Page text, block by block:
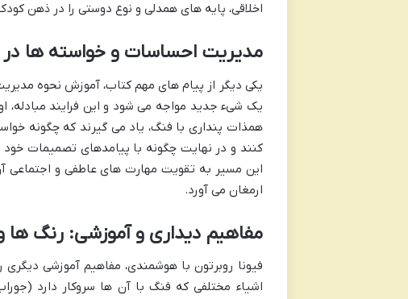
اخلاقی، پایه های همدلی و نوع دوستی را در ذهن
مدیریت احساسات و خواسته ها در
یکی دیگر از پیام های مهم کتاب، آموزش نحوه
یک شیء جدید مواجه می شود و این فرایند مبادله،
همذات پنداری با فنگ، یاد می گیرند که چگونه
کنند و در نهایت چگونه با پیامدهای تصمیمات
این مسیر به تقویت مهارت های عاطفی و
ارمغان می آورد.
مفاهیم دیداری و آموزشی: رنگ ها
فیونا روبرتون با هوشمندی، مفاهیم آموزشی
اشیاء مختلفی که فنگ با آن ها سروکار دارد